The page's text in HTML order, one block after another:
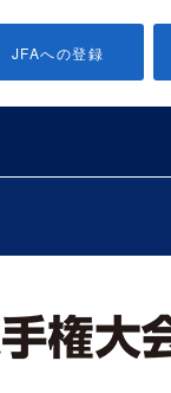
JFAへの登録